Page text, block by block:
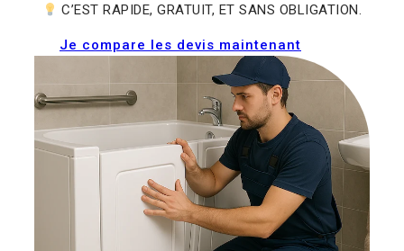
C’EST RAPIDE, GRATUIT, ET SANS OBLIGATION.
Je compare les devis maintenant